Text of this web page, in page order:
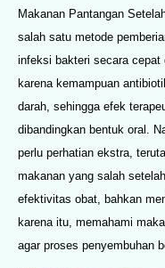
Makanan Pantangan
salah satu metode
infeksi bakteri secara
karena kemampuan
darah, sehingga efek
dibandingkan bentuk oral.
perlu perhatian ekstra,
makanan yang salah setelah
efektivitas obat, bahkan
karena itu, memahami
agar proses penyembuhan